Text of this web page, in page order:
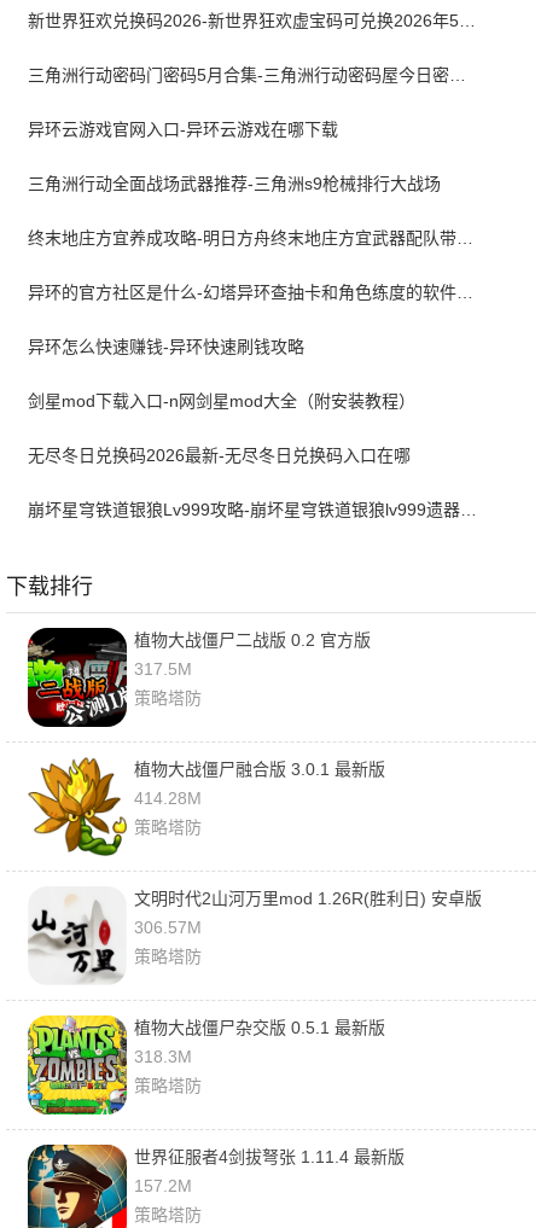
新世界狂欢兑换码2026-新世界狂欢虚宝码可兑换2026年5月最新
三角洲行动密码门密码5月合集-三角洲行动密码屋今日密码大全2026最新5月
异环云游戏官网入口-异环云游戏在哪下载
三角洲行动全面战场武器推荐-三角洲s9枪械排行大战场
终末地庄方宜养成攻略-明日方舟终末地庄方宜武器配队带什么
异环的官方社区是什么-幻塔异环查抽卡和角色练度的软件叫什么
异环怎么快速赚钱-异环快速刷钱攻略
剑星mod下载入口-n网剑星mod大全（附安装教程）
无尽冬日兑换码2026最新-无尽冬日兑换码入口在哪
崩坏星穹铁道银狼Lv999攻略-崩坏星穹铁道银狼lv999遗器词条带什么
下载排行
植物大战僵尸二战版 0.2 官方版
317.5M
策略塔防
植物大战僵尸融合版 3.0.1 最新版
414.28M
策略塔防
文明时代2山河万里mod 1.26R(胜利日) 安卓版
306.57M
策略塔防
植物大战僵尸杂交版 0.5.1 最新版
318.3M
策略塔防
世界征服者4剑拔弩张 1.11.4 最新版
157.2M
策略塔防